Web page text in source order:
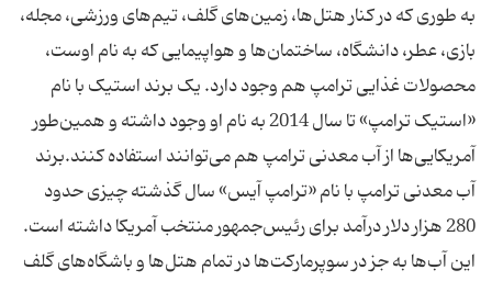
به طوری که در کنار هتل‌ها، زمین‌های گلف، تیم‌های ورزشی، مجله،
بازی، عطر، دانشگاه، ساختمان‌ها و هواپیمایی که به نام اوست،
محصولات غذایی ترامپ هم وجود دارد. یک برند استیک با نام
«استیک ترامپ» تا سال 2014 به نام او وجود داشته و همین‌طور
آمریکایی‌ها از آب معدنی ترامپ هم می‌توانند استفاده کنند.برند
آب معدنی ترامپ با نام «ترامپ آیس» سال گذشته چیزی حدود
280 هزار دلار درآمد برای رئیس‌جمهور منتخب آمریکا داشته است.
این آب‌ها به جز در سوپرمارکت‌ها در تمام هتل‌ها و باشگاه‌های گلف